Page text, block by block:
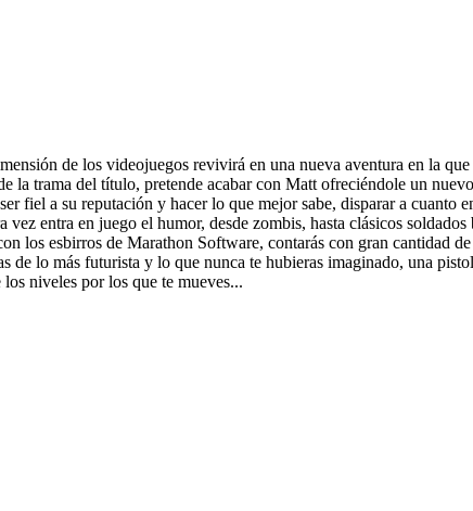
de los videojuegos revivirá en una nueva aventura en la
trama del título, pretende acabar con Matt ofreciéndole un
fiel a su reputación y hacer lo que mejor sabe, disparar a cuanto
entra en juego el humor, desde zombis, hasta clásicos
los esbirros de Marathon Software, contarás con gran cantidad
de lo más futurista y lo que nunca te hubieras imaginado, una
niveles por los que te mueves...